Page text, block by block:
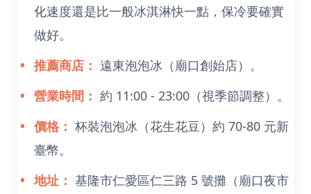
化速度還是比一般冰淇淋快一點，保冷要確實
做好。
推薦商店： 遠東泡泡冰（廟口創始店）。
營業時間： 約 11:00 - 23:00（視季節調整）。
價格： 杯裝泡泡冰（花生花豆）約 70-80 元新
臺幣。
地址： 基隆市仁愛區仁三路 5 號攤（廟口夜市